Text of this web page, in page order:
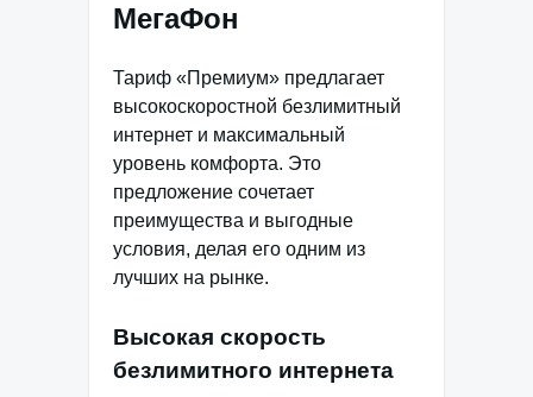
МегаФон
Тариф «Премиум» предлагает
высокоскоростной безлимитный
интернет и максимальный
уровень комфорта. Это
предложение сочетает
преимущества и выгодные
условия, делая его одним из
лучших на рынке.
Высокая скорость
безлимитного интернета